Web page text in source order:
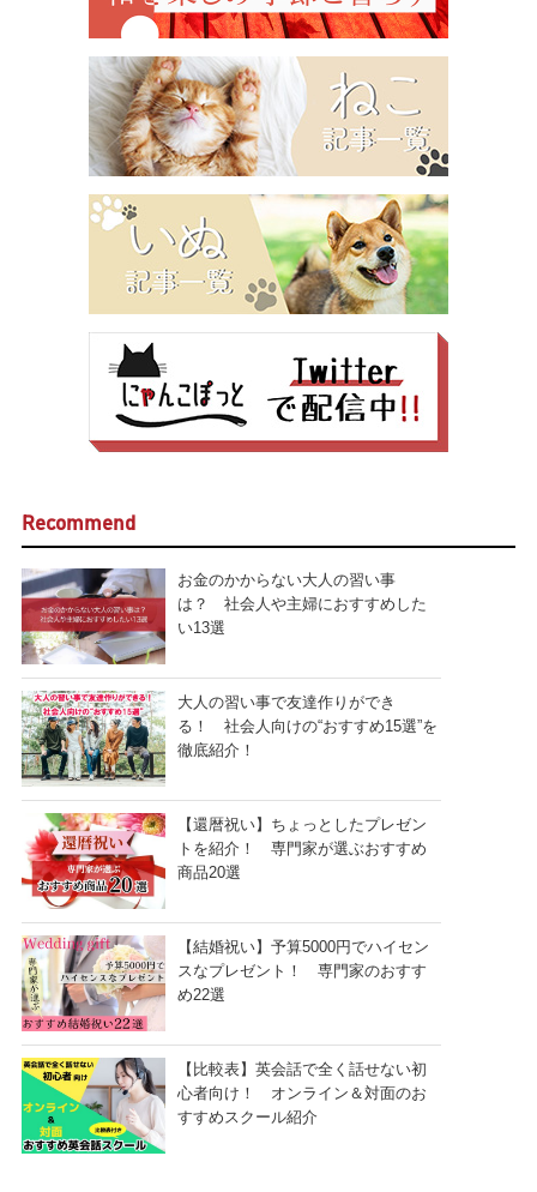
Recommend
お金のかからない大人の習い事
は？ 社会人や主婦におすすめした
い13選
大人の習い事で友達作りができ
る！ 社会人向けの“おすすめ15選”を
徹底紹介！
【還暦祝い】ちょっとしたプレゼン
トを紹介！ 専門家が選ぶおすすめ
商品20選
【結婚祝い】予算5000円でハイセン
スなプレゼント！ 専門家のおすす
め22選
【比較表】英会話で全く話せない初
心者向け！ オンライン＆対面のお
すすめスクール紹介